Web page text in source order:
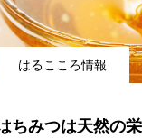
はるこころ情報
ちみつは天然の